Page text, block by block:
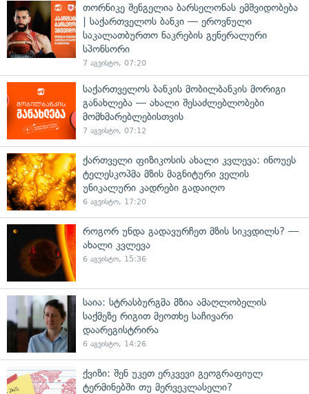
თორნიკე შენგელია ბარსელონას ემშვიდობება
| საქართველოს ბანკი — ეროვნული
საკალათბურთო ნაკრების გენერალური
სპონსორი
7 აგვისტო, 07:20
საქართველოს ბანკის მობილბანკის მორიგი
განახლება — ახალი შესაძლებლობები
მომხმარებლებისთვის
7 აგვისტო, 07:12
ქართველი ფიზიკოსის ახალი კვლევა: ინოუეს
ტელესკოპმა მზის მაგნიტური ველის
უნიკალური კადრები გადაიღო
6 აგვისტო, 17:20
როგორ უნდა გადავურჩეთ მზის სიკვდილს? —
ახალი კვლევა
6 აგვისტო, 15:36
საია: სტრასბურგმა მზია ამაღლობელის
საქმეზე რიგით მეოთხე საჩივარი
დაარეგისტრირა
6 აგვისტო, 14:26
ქვიზი: შენ უკეთ ერკვევი გეოგრაფიულ
ტერმინებში თუ მერვეკლასელი?